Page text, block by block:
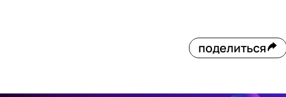
поделиться